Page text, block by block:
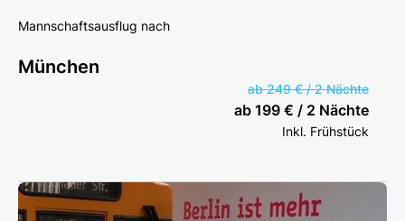
Mannschaftsausflug nach
München
ab 249 € / 2 Nächte
ab 199 € / 2 Nächte
Inkl. Frühstück